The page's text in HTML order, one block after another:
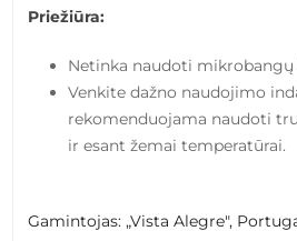
Priežiūra:
Netinka naudoti mikrobangų
Venkite dažno naudojimo
rekomenduojama naudoti
ir esant žemai temperatūrai.
Gamintojas: „Vista Alegre",